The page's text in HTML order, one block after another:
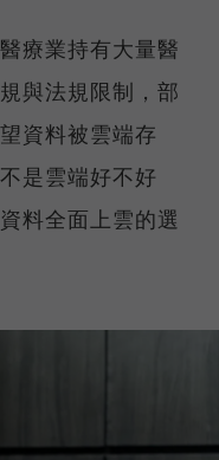
療業持有大量醫
與法規限制，部
資料被雲端存
是雲端好不好
料全面上雲的選